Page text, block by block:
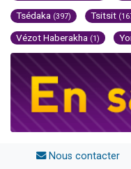
Tsédaka (397) Tsitsit
Vézot Haberakha (1)
Nous contacter